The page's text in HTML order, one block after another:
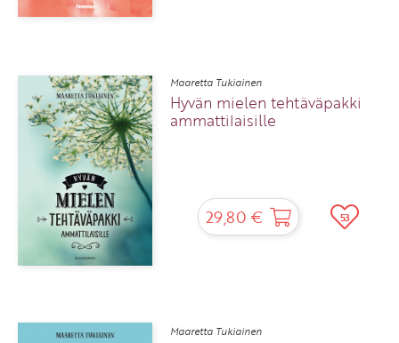
Maaretta Tukiainen
Hyvän mielen tehtäväpakki
ammattilaisille
29,80 € 53
Maaretta Tukiainen